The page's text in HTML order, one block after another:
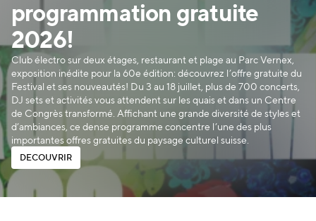
programmation gratuite
2026!
Club électro sur deux étages, restaurant et plage au Parc Vernex,
exposition inédite pour la 60e édition: découvrez l’offre gratuite du
Festival et ses nouveautés! Du 3 au 18 juillet, plus de 700 concerts,
DJ sets et activités vous attendent sur les quais et dans un Centre
de Congrès transformé. Affichant une grande diversité de styles et
d’ambiances, ce dense programme concentre l’une des plus
importantes offres gratuites du paysage culturel suisse.
DÉCOUV R R
DÉCOUVRIR